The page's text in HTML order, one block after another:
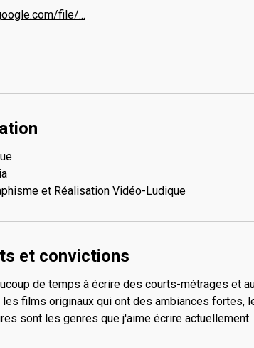
file/...
et Réalisation Vidéo-Ludique
et convictions
de temps à écrire des courts-métrages et
films originaux qui ont des ambiances fortes,
sont les genres que j'aime écrire actuellement.